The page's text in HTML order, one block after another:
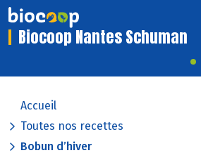
Biocoop Nantes Schuman
Accueil
Toutes nos recettes
Bobun d’hiver